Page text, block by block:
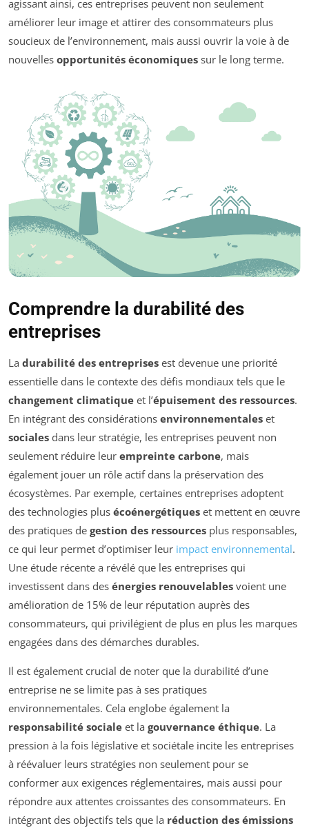
agissant ainsi, ces entreprises peuvent non seulement
améliorer leur image et attirer des consommateurs plus
soucieux de l’environnement, mais aussi ouvrir la voie à de
nouvelles opportunités économiques sur le long terme.
Comprendre la durabilité des
entreprises
La durabilité des entreprises est devenue une priorité
essentielle dans le contexte des défis mondiaux tels que le
changement climatique et l’épuisement des ressources.
En intégrant des considérations environnementales et
sociales dans leur stratégie, les entreprises peuvent non
seulement réduire leur empreinte carbone, mais
également jouer un rôle actif dans la préservation des
écosystèmes. Par exemple, certaines entreprises adoptent
des technologies plus écoénergétiques et mettent en œuvre
des pratiques de gestion des ressources plus responsables,
ce qui leur permet d’optimiser leur impact environnemental.
Une étude récente a révélé que les entreprises qui
investissent dans des énergies renouvelables voient une
amélioration de 15% de leur réputation auprès des
consommateurs, qui privilégient de plus en plus les marques
engagées dans des démarches durables.
Il est également crucial de noter que la durabilité d’une
entreprise ne se limite pas à ses pratiques
environnementales. Cela englobe également la
responsabilité sociale et la gouvernance éthique. La
pression à la fois législative et sociétale incite les entreprises
à réévaluer leurs stratégies non seulement pour se
conformer aux exigences réglementaires, mais aussi pour
répondre aux attentes croissantes des consommateurs. En
intégrant des objectifs tels que la réduction des émissions